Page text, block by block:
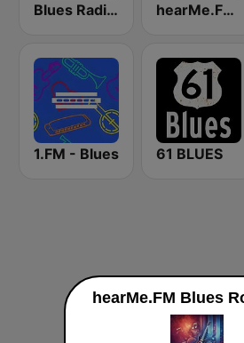
Blues Radio UK hearMe.FM Classic Rock
1.FM - Blues 61 BLUES